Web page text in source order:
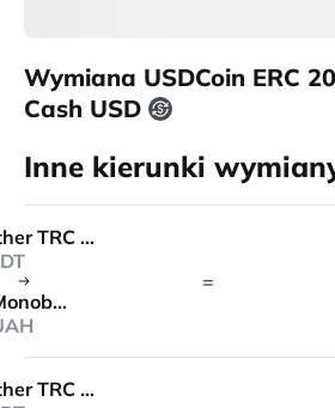
Wymiana USDCoin ERC
Cash USD
Inne kierunki
Tether TRC 20
Monobank
=
Tether TRC 20